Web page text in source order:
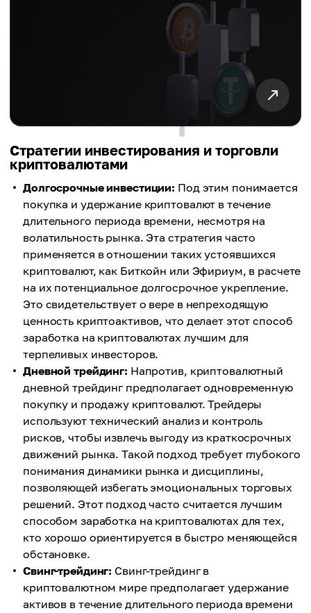
Стратегии инвестирования и торговли
криптовалютами
Долгосрочные инвестиции: Под этим понимается
покупка и удержание криптовалют в течение
длительного периода времени, несмотря на
волатильность рынка. Эта стратегия часто
применяется в отношении таких устоявшихся
криптовалют, как Биткойн или Эфириум, в расчете
на их потенциальное долгосрочное укрепление.
Это свидетельствует о вере в непреходящую
ценность криптоактивов, что делает этот способ
заработка на криптовалютах лучшим для
терпеливых инвесторов.
Дневной трейдинг: Напротив, криптовалютный
дневной трейдинг предполагает одновременную
покупку и продажу криптовалют. Трейдеры
используют технический анализ и контроль
рисков, чтобы извлечь выгоду из краткосрочных
движений рынка. Такой подход требует глубокого
понимания динамики рынка и дисциплины,
позволяющей избегать эмоциональных торговых
решений. Этот подход часто считается лучшим
способом заработка на криптовалютах для тех,
кто хорошо ориентируется в быстро меняющейся
обстановке.
Свинг-трейдинг: Свинг-трейдинг в
криптовалютном мире предполагает удержание
активов в течение длительного периода времени